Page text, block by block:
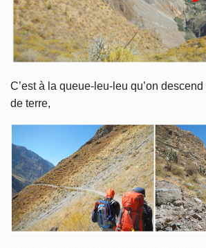
C’est à la queue-leu-leu qu’on
de terre,